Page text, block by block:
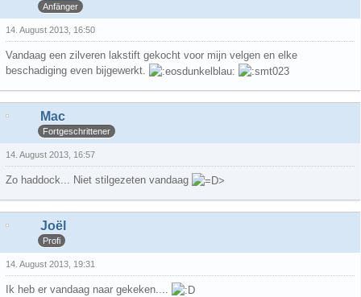
Anfänger
14. August 2013, 16:50
Vandaag een zilveren lakstift gekocht voor mijn velgen en elke
beschadiging even bijgewerkt.
Mac
Fortgeschrittener
14. August 2013, 16:57
Zo haddock... Niet stilgezeten vandaag
Joël
Profi
14. August 2013, 19:31
Ik heb er vandaag naar gekeken....